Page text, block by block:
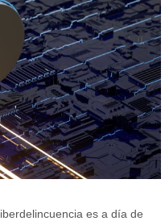
es a día de